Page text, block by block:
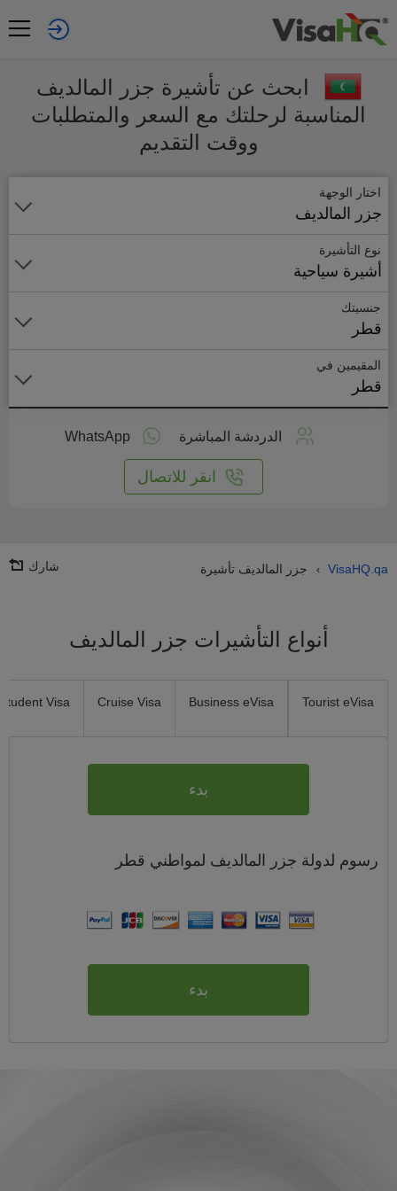
ابحث عن تأشيرة جزر المالديف
المناسبة لرحلتك مع السعر والمتطلبات
ووقت التقديم
اختار الوجهة
جزر المالديف
نوع التأشيرة
أشيرة سياحية
جنسيتك
قطر
المقيمين في
قطر
الدردشة المباشرة WhatsApp
انقر للاتصال
VisaHQ.qa
› جزر المالديف تأشيرة شارك
أنواع التأشيرات جزر المالديف
Tourist eVisa
Business eVisa
Cruise Visa
Student Visa
بدء
رسوم لدولة جزر المالديف لمواطني قطر
بدء